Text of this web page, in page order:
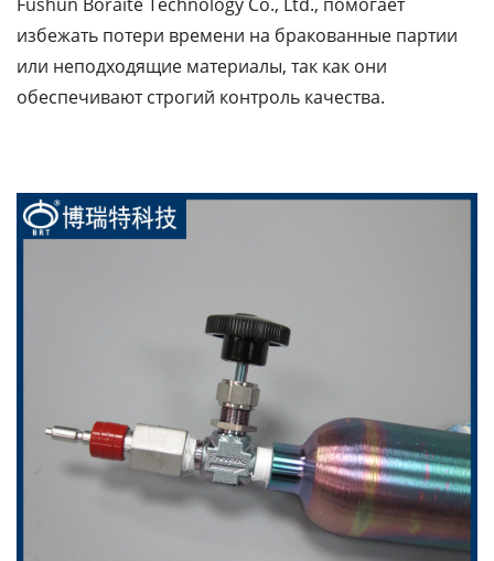
избежать потери времени на бракованные партии
или неподходящие материалы, так как они
обеспечивают строгий контроль качества.